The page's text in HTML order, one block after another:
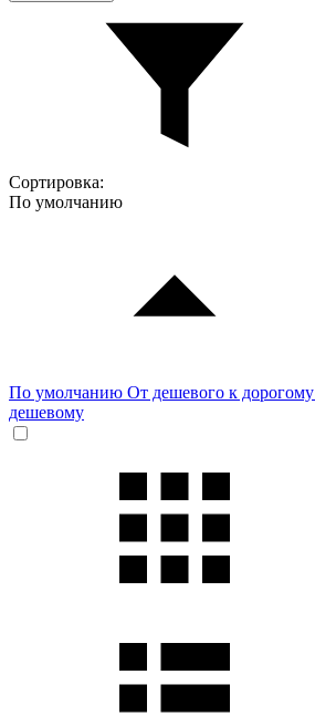
Сортировка:
По умолчанию
По умолчанию От дешевого к дорогому
дешевому